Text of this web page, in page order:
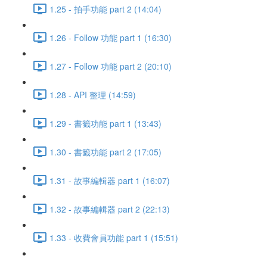
1.25 - 拍手功能 part 2 (14:04)
1.26 - Follow 功能 part 1 (16:30)
1.27 - Follow 功能 part 2 (20:10)
1.28 - API 整理 (14:59)
1.29 - 書籤功能 part 1 (13:43)
1.30 - 書籤功能 part 2 (17:05)
1.31 - 故事編輯器 part 1 (16:07)
1.32 - 故事編輯器 part 2 (22:13)
1.33 - 收費會員功能 part 1 (15:51)